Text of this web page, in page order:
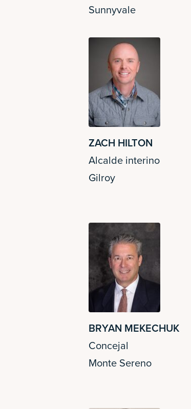
Sunnyvale
ZACH HILTON
Alcalde interino
Gilroy
BRYAN MEKECHUK
Concejal
Monte Sereno